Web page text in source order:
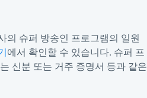
의 슈퍼 방송인 프로그램의 일원
에서 확인할 수 있습니다. 슈퍼 프
신분 또는 거주 증명서 등과 같은